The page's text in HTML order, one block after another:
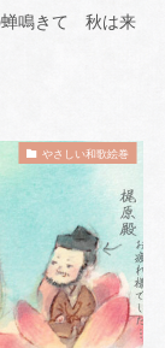
鳴きて 秋は来
やさしい和歌絵巻